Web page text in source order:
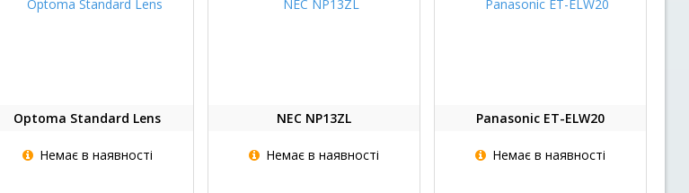
Optoma Standard Lens
Немає в наявності
NEC NP13ZL
Немає в наявності
Panasonic ET-ELW20
Немає в наявності